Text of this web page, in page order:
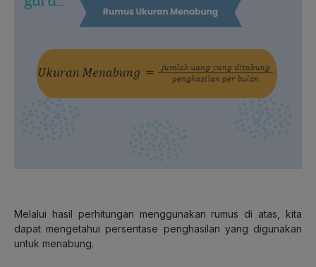
Melalui hasil perhitungan menggunakan rumus di atas, kita
dapat mengetahui persentase penghasilan yang digunakan
untuk menabung.